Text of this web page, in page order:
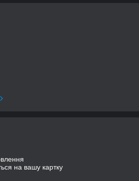
на вашу картку